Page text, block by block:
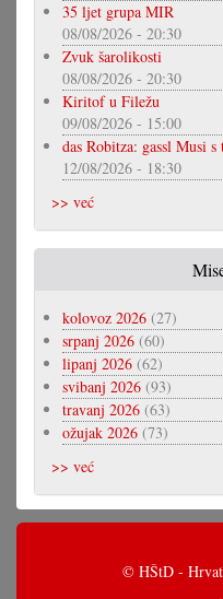
35 ljet grupa MIR
08/08/2026 - 20:30
Zvuk šarolikosti
08/08/2026 - 20:30
Kiritof u Filežu
09/08/2026 - 15:00
das Robitza: gassl Musi
12/08/2026 - 18:30
>> već
kolovoz 2026 (27)
srpanj 2026 (60)
lipanj 2026 (62)
svibanj 2026 (93)
travanj 2026 (63)
ožujak 2026 (73)
>> već
© HŠtD -